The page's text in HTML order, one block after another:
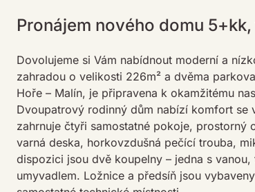
Pronájem nového domu
Dovolujeme si Vám nabídnout moderní a
zahradou o velikosti 226m² a dvěma
Hoře – Malín, je připravena k okamžitému
Dvoupatrový rodinný dům nabízí komfort
zahrnuje čtyři samostatné pokoje,
varná deska, horkovzdušná pečící trouba,
dispozici jsou dvě koupelny – jedna s
umyvadlem. Ložnice a předsíň jsou